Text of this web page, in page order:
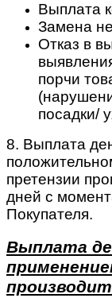
Выплата
Замена
Отказ в
порчи
посадки/
8. Выплата
претензии
дней с
Покупателя.
Выплата